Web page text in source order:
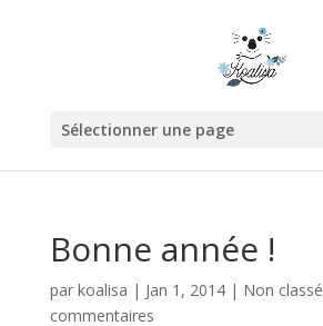
Sélectionner une page
Bonne année !
par koalisa | Jan 1, 2014| Non classé
commentaires